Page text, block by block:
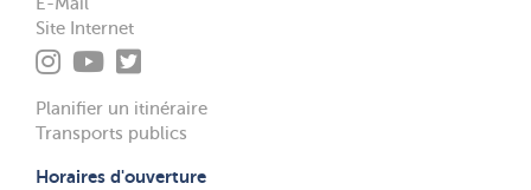
Site Internet
Planifier un itinéraire
Transports publics
Horaires d'ouverture